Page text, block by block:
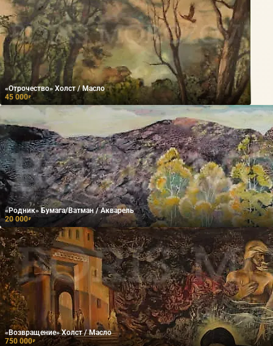
«Отрочество» Холст / Масло
45 000₽
«Родник» Бумага/Ватман / Акварель
20 000₽
«Возвращение» Холст / Масло
750 000₽